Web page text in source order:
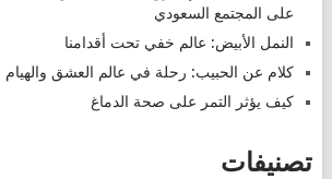
على المجتمع السعودي
النمل الأبيض: عالم خفي تحت أقدامنا
كلام عن الحبيب: رحلة في عالم العشق والهيام
كيف يؤثر التمر على صحة الدماغ
تصنيفات